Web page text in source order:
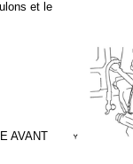
et le
AVANT